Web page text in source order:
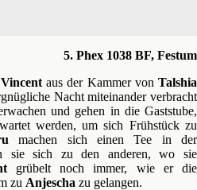
5. Phex 1038 BF, Festum
Vincent aus der Kammer vonTalshia
Nacht miteinander verbracht
und gehen in die Gaststube,
werden, um sich Frühstück zu
machen sich einen Tee in der
sie sich zu den anderen, wo sie
grübelt noch immer, wie er die
zu Anjescha zu gelangen.